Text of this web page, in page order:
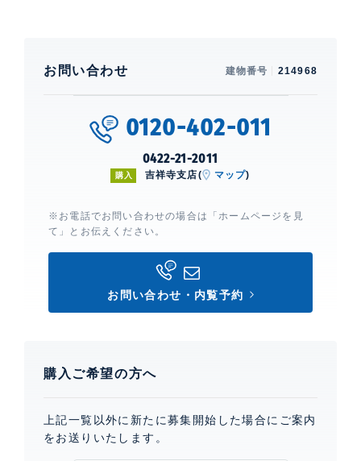
お問い合わせ 建物番号 214968
0120-402-011
0422-21-2011
購入 吉祥寺支店( マップ)
※お電話でお問い合わせの場合は「ホームページを見
て」とお伝えください。
お問い合わせ・内覧予約
購入ご希望の方へ
上記一覧以外に新たに募集開始した場合にご案内
をお送りいたします。